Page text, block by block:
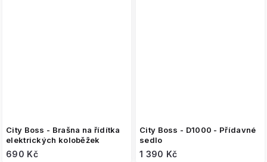
City Boss - Brašna na řídítka
elektrických koloběžek
690 Kč
City Boss - D1000 - Přídavné
sedlo
1 390 Kč